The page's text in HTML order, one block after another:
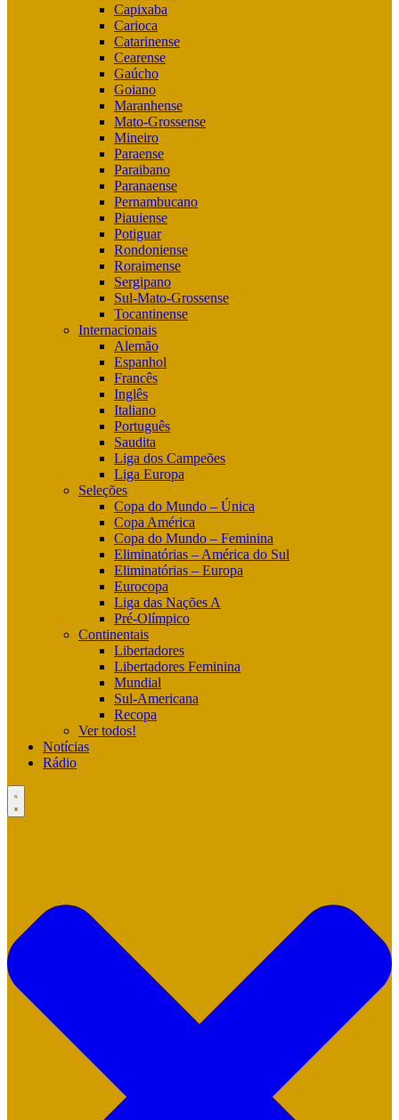
Capixaba
Carioca
Catarinense
Cearense
Gaúcho
Goiano
Maranhense
Mato-Grossense
Mineiro
Paraense
Paraibano
Paranaense
Pernambucano
Piauiense
Potiguar
Rondoniense
Roraimense
Sergipano
Sul-Mato-Grossense
Tocantinense
Internacionais
Alemão
Espanhol
Francês
Inglês
Italiano
Português
Saudita
Liga dos Campeões
Liga Europa
Seleções
Copa do Mundo – Única
Copa América
Copa do Mundo – Feminina
Eliminatórias – América do Sul
Eliminatórias – Europa
Eurocopa
Liga das Nações A
Pré-Olímpico
Continentais
Libertadores
Libertadores Feminina
Mundial
Sul-Americana
Recopa
Ver todos!
Notícias
Rádio